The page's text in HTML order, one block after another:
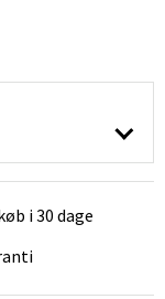
i 30 dage